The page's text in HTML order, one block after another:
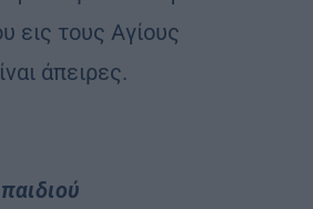
εις τους Αγίους
άπειρες.